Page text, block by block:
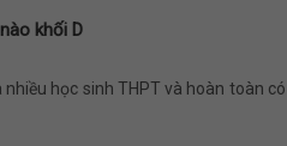
khối D
học sinh THPT và hoàn toàn có